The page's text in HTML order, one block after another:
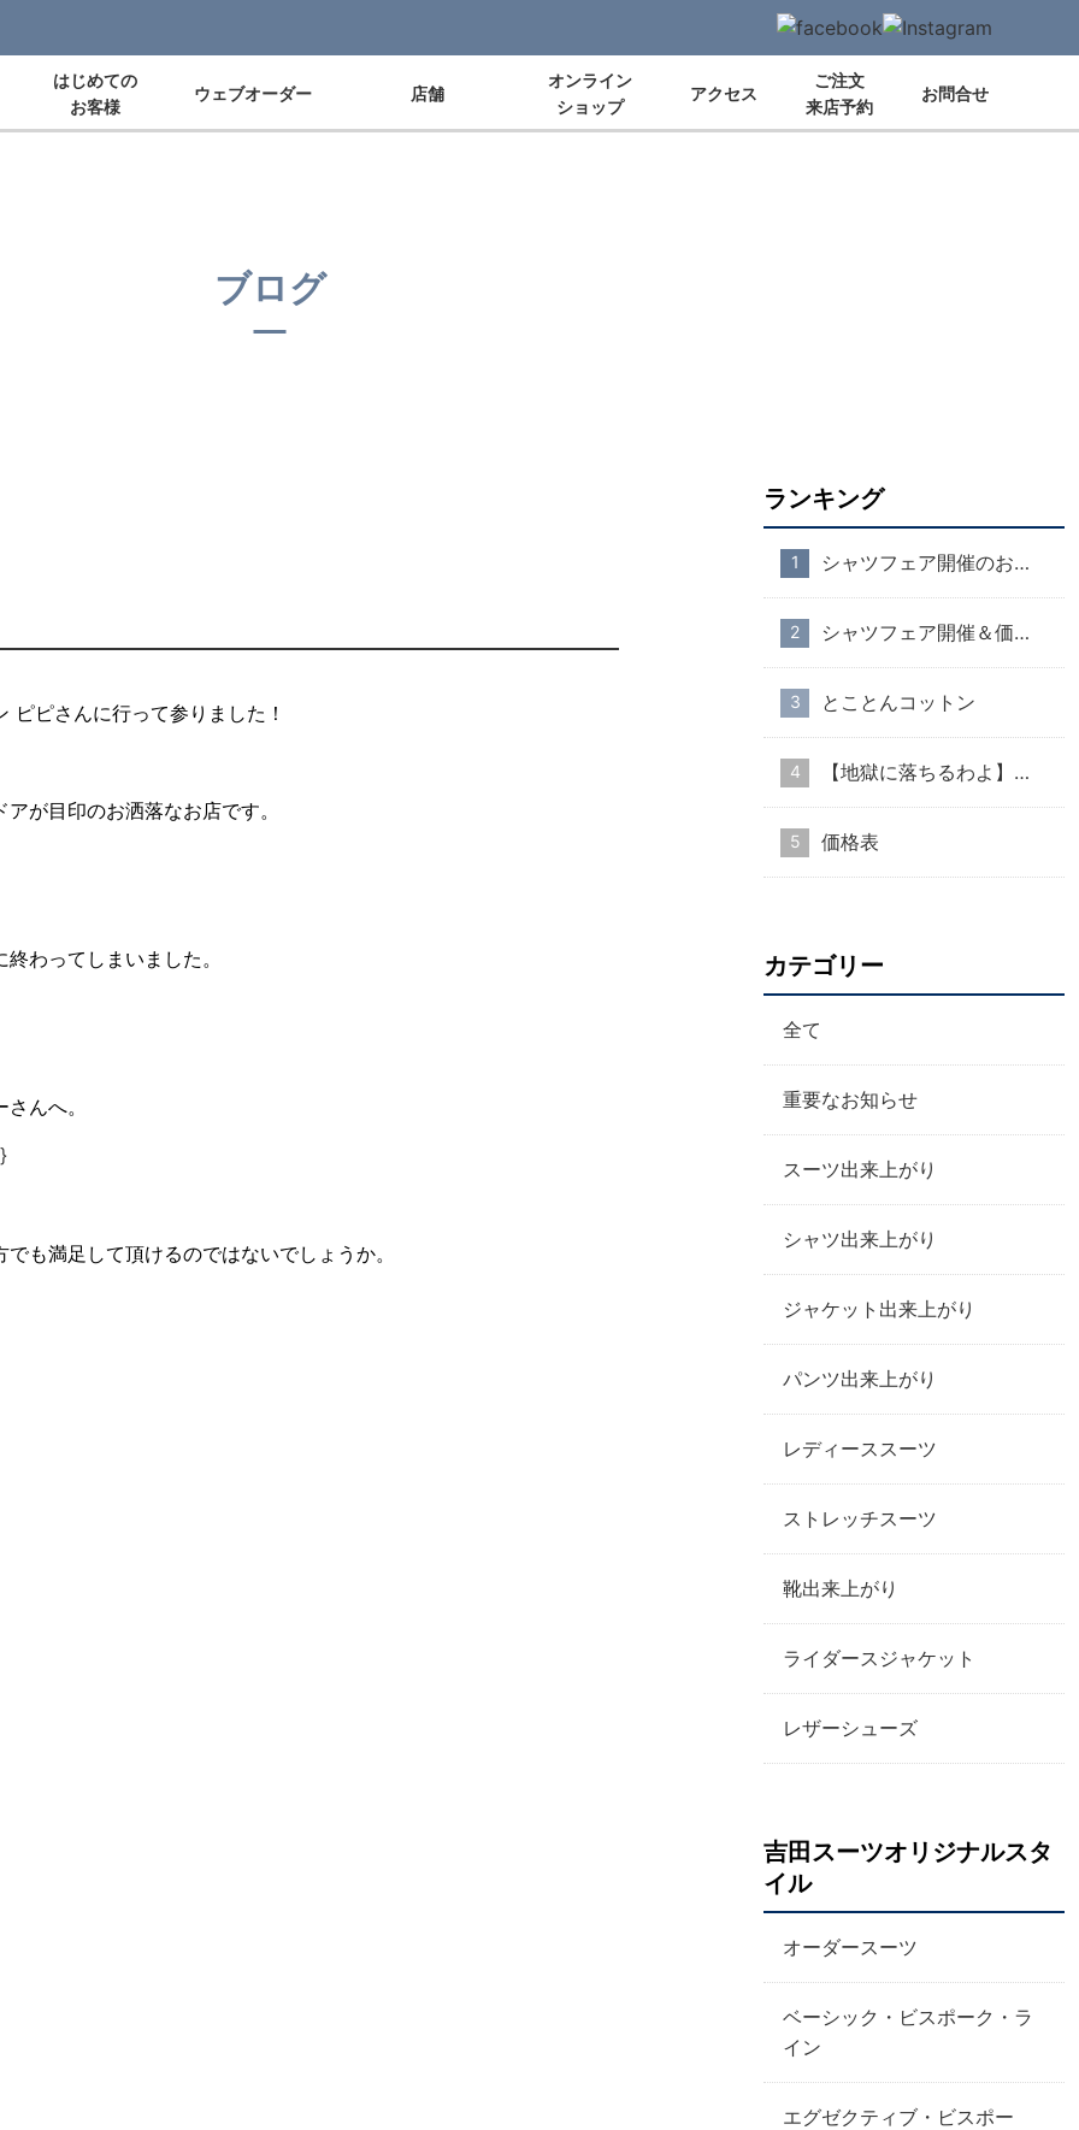
はじめての
お客様
ウェブオーダー 店舗
オンライン
ショップ
アクセス
ご注文
来店予約
お問合せ
ブログ
ピピさんに行って参りました！
が目印のお洒落なお店です。
わってしまいました。
んへ。
も満足して頂けるのではないでしょうか。
ランキング
シャツフェア開催のお知らせ
シャツフェア開催＆価格改定のお知らせ
とことんコットン
【地獄に落ちるわよ】衣装協力のお知らせ
価格表
カテゴリー
全て
重要なお知らせ
スーツ出来上がり
シャツ出来上がり
ジャケット出来上がり
パンツ出来上がり
レディーススーツ
ストレッチスーツ
靴出来上がり
ライダースジャケット
レザーシューズ
吉田スーツオリジナルスタ
イル
オーダースーツ
ベーシック・ビスポーク・ラ
イン
エグゼクティブ・ビスポー